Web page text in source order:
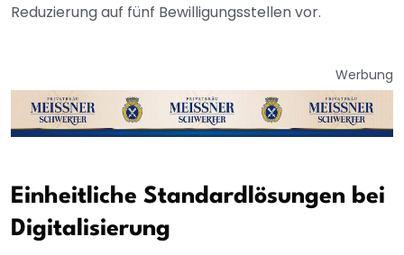
Reduzierung auf fünf Bewilligungsstellen vor.
Werbung
Einheitliche Standardlösungen bei
Digitalisierung